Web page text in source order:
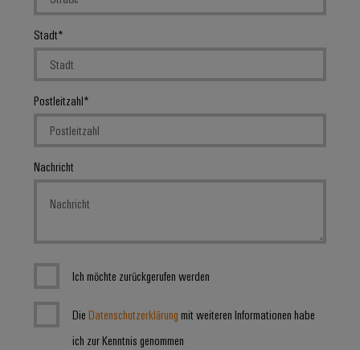
Stadt
Postleitzahl
Nachricht
Ich möchte zurückgerufen werden
Die Datenschutzerklärung mit weiteren Informationen habe
ich zur Kenntnis genommen